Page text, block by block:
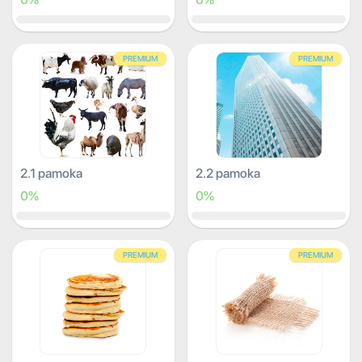
PREMIUM
2.1 pamoka
0%
PREMIUM
2.2 pamoka
0%
PREMIUM PREMIUM